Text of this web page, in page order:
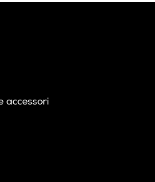
accessori